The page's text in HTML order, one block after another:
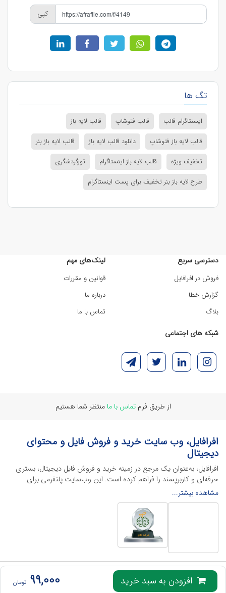
کپی
تگ ها
ایسنتاگرام قالب قالب فتوشاپ
قالب لایه باز
قالب لایه باز فتوشاپ
دانلود قالب لایه باز
قالب لایه باز بنر
تخفیف ویژه
قالب لایه باز اینستاگرام
تورگردشگری
طرح لایه باز بنر تخفیف برای پست اینستاگرام
افزودن به سبد خرید 99,000 تومان
دسترسی سریع
فروش در افرافایل
گزارش خطا
بلاگ
لینک‌های مهم
قوانین و مقررات
درباره ما
تماس با ما
شبکه های اجتماعی
از طریق فرمتماس با ما منتظر شما هستیم
افرافایل، وب سایت خرید و فروش فایل و محتوای
دیجیتال
افرافایل، به‌عنوان یک مرجع در زمینه خرید و فروش فایل دیجیتال، بستری
حرفه‌ای و کاربرپسند را فراهم کرده است. این وب‌سایت‌ پلتفرمی برای
طراحان، دانشجویان و فریلنسرها ایجاد می‌کند تا به راحتی محصولات
دیجیتال خود را به فروش رسانده یا از محتواهایی باکیفیت برای پیشبرد
اهدافشان استفاده کنند.
این سایت با ارائه تنوع گسترده‌ای از محصولات دیجیتال از انواع فایل های
لایه باز نرم افراهای ادیت ویدئو گرفته تا فایل لایه باز فتوشاپ، ایلاستریتور و
اکسل گرفته تا قالب‌های ارائه پاورپوینت به کاربران کمک می‌کند تا زمان و
هزینه‌های خود را کاهش داده و به سرعت پروژه‌های خود را تکمیل کنند. در
ادامه، به معرفی گوشه‌ای از محصولات افرافایل پرداخته‌ایم:
مشاهده بیشتر...
تمامی حقوق این وب‌سایت برای
محفوظ است، هرگونه کپی برداری از آن پیگرد قانونی
خواهد داشت.